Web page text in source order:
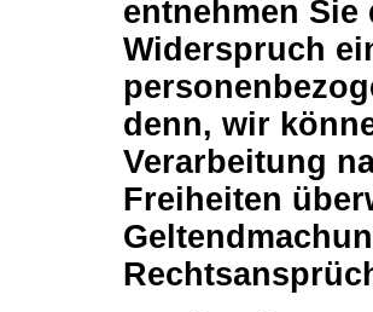
entnehmen
Widerspruch
denn, wir
Verarbeitung
Freiheiten